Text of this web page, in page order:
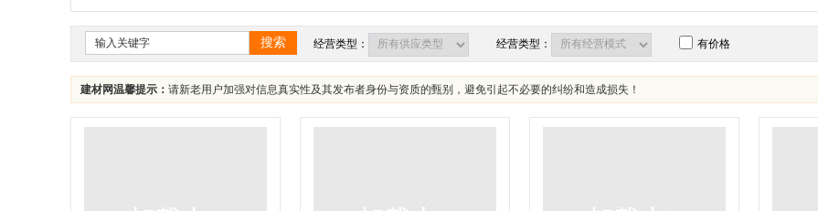
四川 海南 贵州 云南 西藏 陕西 甘肃 青海 宁夏 新疆 台湾
搜索 经营类型： 经营类型： 有价格
建材网温馨提示： 请新老用户加强对信息真实性及其发布者身份与资质的甄别，避免引起不必要的纠纷和造成损失！